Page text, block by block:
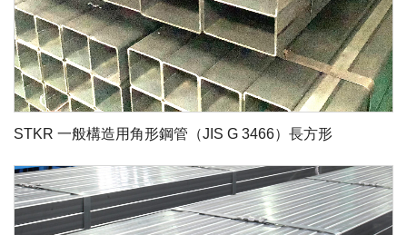
STKR 一般構造用角形鋼管（JIS G 3466）長方形